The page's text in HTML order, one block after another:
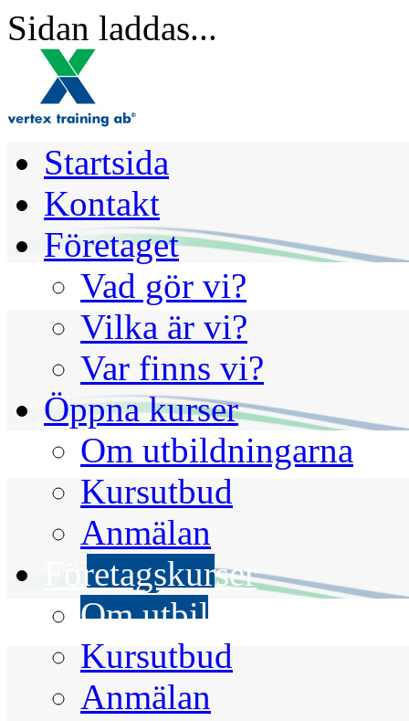
Sidan laddas...
Startsida
Kontakt
Företaget
Vad gör vi?
Vilka är vi?
Var finns vi?
Öppna kurser
Om utbildningarna
Kursutbud
Anmälan
Företagskurser
Om utbildningarna
Kursutbud
Anmälan